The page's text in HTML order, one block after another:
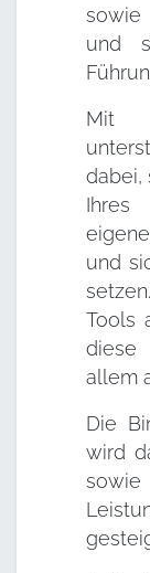
sowie
und
Mit
dabei,
und
Tools
diese
allem
Die
wird